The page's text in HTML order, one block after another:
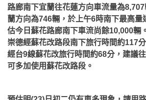
路廊南下宜蘭往花蓮方向車流量為
蘭方向為746輛，於上午6時南下最高量
估今日蘇花路廊南下車流尚餘10,000輛
崇德經蘇花改路段南下旅行時間約117
經台9線蘇花改旅行時間約68分，建議
可多加使用蘇花改路段。